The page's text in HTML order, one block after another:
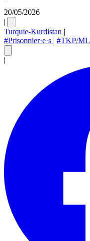
20/05/2026
|
Turquie-Kurdistan |
#Prisonnier·e·s | #TKP/ML
|